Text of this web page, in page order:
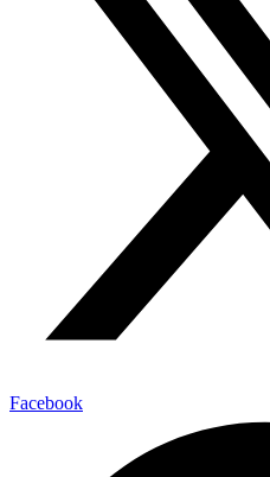
Facebook